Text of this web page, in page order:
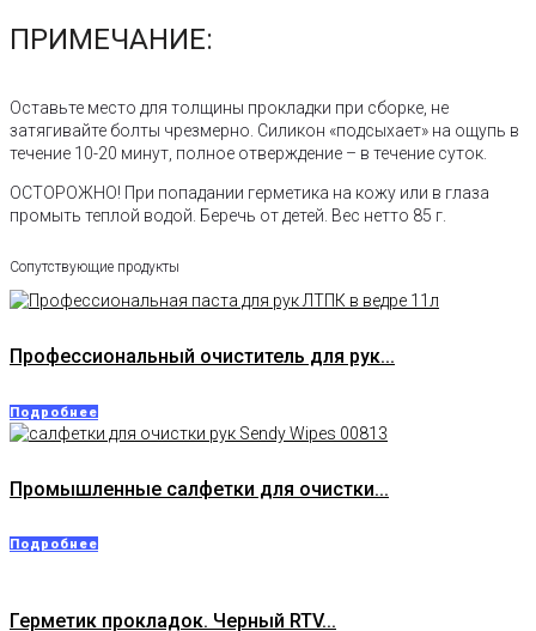
ПРИМЕЧАНИЕ:
Оставьте место для толщины прокладки при сборке, не
затягивайте болты чрезмерно. Силикон «подсыхает» на ощупь в
течение 10-20 минут, полное отверждение – в течение суток.
ОСТОРОЖНО! При попадании герметика на кожу или в глаза
промыть теплой водой. Беречь от детей. Вес нетто 85 г.
Сопутствующие продукты
Профессиональный очиститель для рук...
Подробнее
Промышленные салфетки для очистки...
Подробнее
Герметик прокладок. Черный RTV...